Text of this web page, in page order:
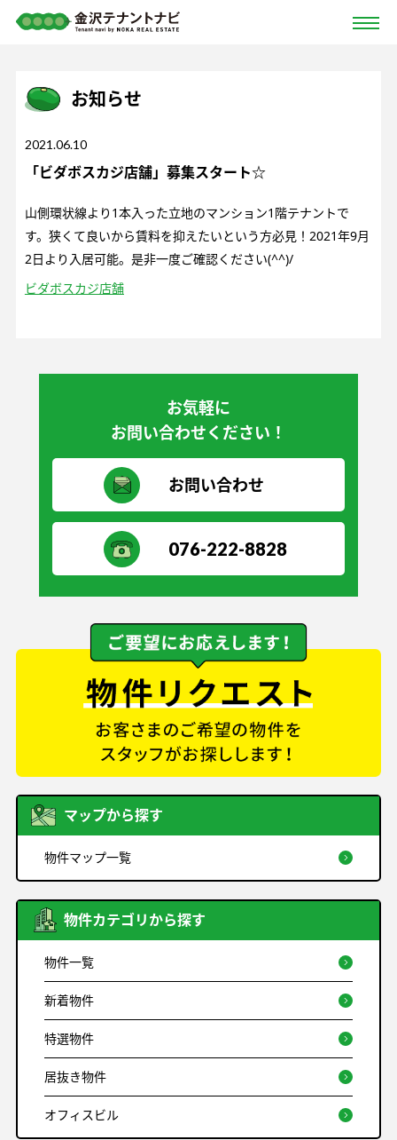
お知らせ
2021.06.10
「ビダボスカジ店舗」募集スタート☆
山側環状線より1本入った立地のマンション1階テナントで
す。狭くて良いから賃料を抑えたいという方必見！2021年9月
2日より入居可能。是非一度ご確認ください(^^)/
ビダボスカジ店舗
お気軽に
お問い合わせください！
お問い合わせ
076-222-8828
マップから探す
物件マップ一覧
物件カテゴリから探す
物件一覧
新着物件
特選物件
居抜き物件
オフィスビル